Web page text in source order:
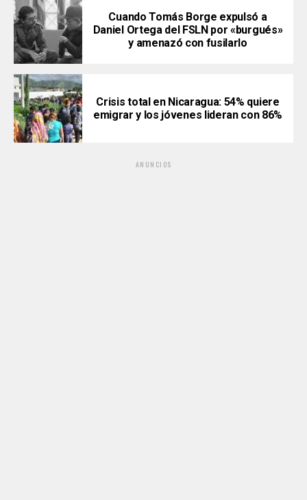
Cuando Tomás Borge expulsó a
Daniel Ortega del FSLN por «burgués»
y amenazó con fusilarlo
Crisis total en Nicaragua: 54% quiere
emigrar y los jóvenes lideran con 86%
ANUNCIOS